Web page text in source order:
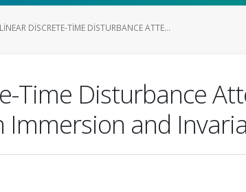
DISCRETE-TIME DISTURBANCE ATTE...
Time Disturbance
and